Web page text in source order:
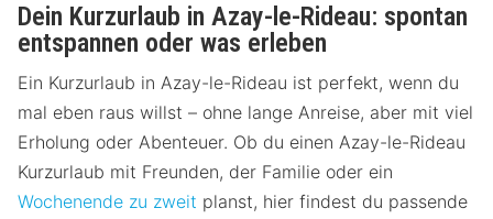
Dein Kurzurlaub in Azay-le-Rideau: spontan
entspannen oder was erleben
Ein Kurzurlaub in Azay-le-Rideau ist perfekt, wenn du
mal eben raus willst – ohne lange Anreise, aber mit viel
Erholung oder Abenteuer. Ob du einen Azay-le-Rideau
Kurzurlaub mit Freunden, der Familie oder ein
Wochenende zu zweit planst, hier findest du passende